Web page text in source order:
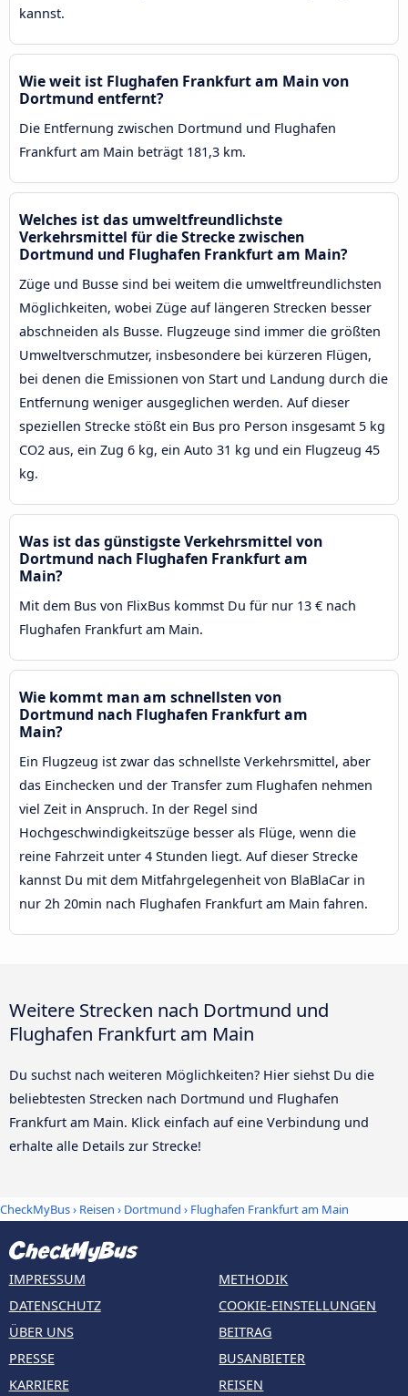
kannst.
Wie weit ist Flughafen Frankfurt am Main von
Dortmund entfernt?
Die Entfernung zwischen Dortmund und Flughafen
Frankfurt am Main beträgt 181,3 km.
Welches ist das umweltfreundlichste
Verkehrsmittel für die Strecke zwischen
Dortmund und Flughafen Frankfurt am Main?
Züge und Busse sind bei weitem die umweltfreundlichsten
Möglichkeiten, wobei Züge auf längeren Strecken besser
abschneiden als Busse. Flugzeuge sind immer die größten
Umweltverschmutzer, insbesondere bei kürzeren Flügen,
bei denen die Emissionen von Start und Landung durch die
Entfernung weniger ausgeglichen werden. Auf dieser
speziellen Strecke stößt ein Bus pro Person insgesamt 5 kg
CO2 aus, ein Zug 6 kg, ein Auto 31 kg und ein Flugzeug 45
kg.
Was ist das günstigste Verkehrsmittel von
Dortmund nach Flughafen Frankfurt am
Main?
Mit dem Bus von FlixBus kommst Du für nur 13 € nach
Flughafen Frankfurt am Main.
Wie kommt man am schnellsten von
Dortmund nach Flughafen Frankfurt am
Main?
Ein Flugzeug ist zwar das schnellste Verkehrsmittel, aber
das Einchecken und der Transfer zum Flughafen nehmen
viel Zeit in Anspruch. In der Regel sind
Hochgeschwindigkeitszüge besser als Flüge, wenn die
reine Fahrzeit unter 4 Stunden liegt. Auf dieser Strecke
kannst Du mit dem Mitfahrgelegenheit von BlaBlaCar in
nur 2h 20min nach Flughafen Frankfurt am Main fahren.
Weitere Strecken nach Dortmund und
Flughafen Frankfurt am Main
Du suchst nach weiteren Möglichkeiten? Hier siehst Du die
beliebtesten Strecken nach Dortmund und Flughafen
Frankfurt am Main. Klick einfach auf eine Verbindung und
erhalte alle Details zur Strecke!
CheckMyBus› Reisen › Dortmund › Flughafen Frankfurt am Main
IMPRESSUM
DATENSCHUTZ
ÜBER UNS
PRESSE
KARRIERE
METHODIK
COOKIE-EINSTELLUNGEN
BEITRAG
BUSANBIETER
REISEN